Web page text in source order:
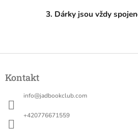
v
s
3. Dárky jsou vždy
pKontakt
info@jadbookclub.com
+420776671559